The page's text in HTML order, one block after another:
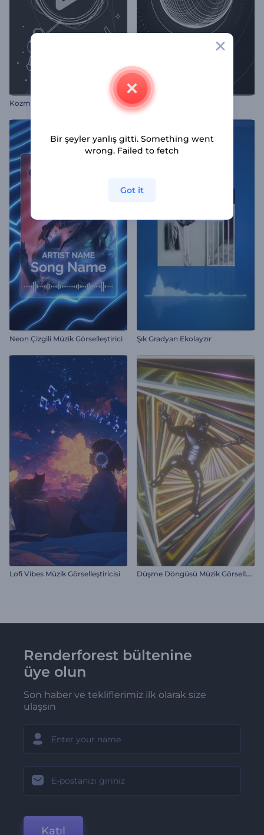
K
ozmik Çizimler Müzik Görselleştirici Dönen Küre Görselleştirici
Neon Çizgili Müzik Görselleştirici Şık Gradyan Ekolayzır
Lofi Vibes Müzik Görselleştiricisi D
üşme Döngüsü Müzik Görselleştirici
Renderforest bültenine
üye olun
Son haber ve tekliflerimiz ilk olarak size
ulaşsın
Katıl
Bir şeyler yanlış gitti. Something went
wrong. Failed to fetch
Got it